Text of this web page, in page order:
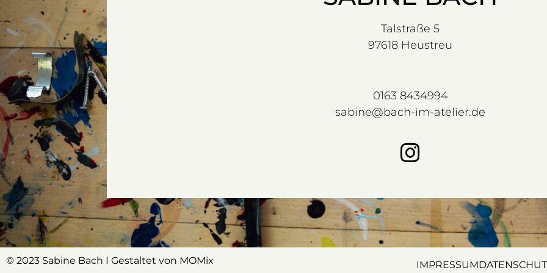
Talstraße 5
97618 Heustreu
0163 8434994
sabine@bach-im-atelier.de
© 2023 Sabine Bach I Gestaltet von MOMix IMPRESSUM